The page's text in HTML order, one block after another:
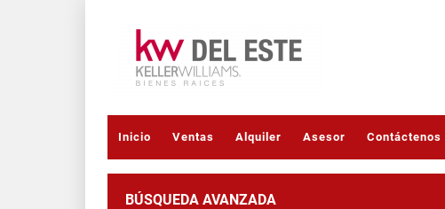
Inicio Ventas Alquiler Asesor Contáctenos
BÚSQUEDA AVANZADA